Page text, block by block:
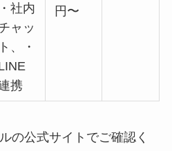
・社内
ャッ
ト、・
携
円〜
の公式サイトでご確認く